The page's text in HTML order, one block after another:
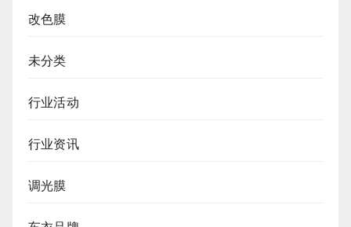
改色膜
未分类
行业活动
行业资讯
调光膜